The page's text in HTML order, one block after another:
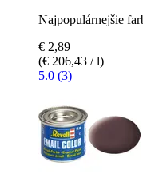
Najpopulárnejšie
€ 2,89
(€ 206,43 / l)
5.0 (3)